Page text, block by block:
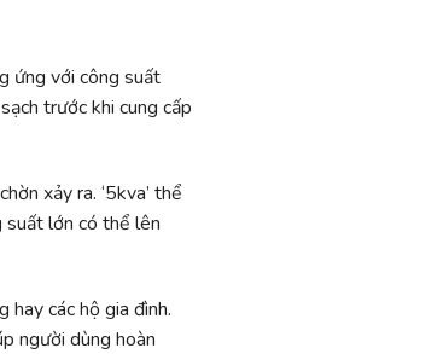
ứng với công suất
trước khi cung cấp
xảy ra. ‘5kva’ thể
suất lớn có thể lên
hay các hộ gia đình.
người dùng hoàn